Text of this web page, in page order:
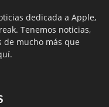
dedicada a Apple,
Tenemos noticias,
de mucho más que